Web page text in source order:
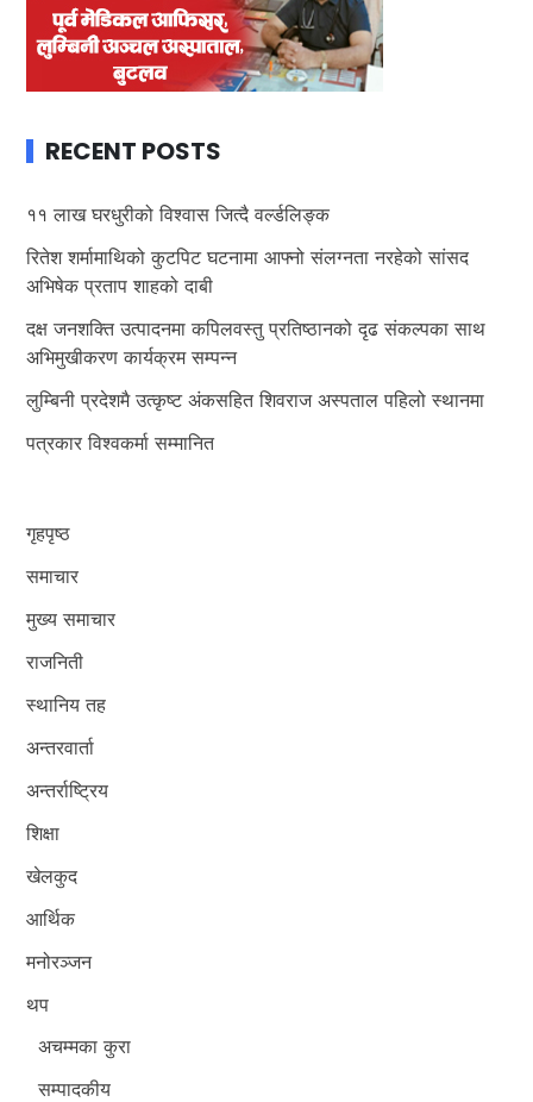
RECENT POSTS
११ लाख घरधुरीको विश्वास जित्दै वर्ल्डलिङ्क
रितेश शर्मामाथिको कुटपिट घटनामा आफ्नो संलग्नता नरहेको सांसद
अभिषेक प्रताप शाहको दाबी
दक्ष जनशक्ति उत्पादनमा कपिलवस्तु प्रतिष्ठानको दृढ संकल्पका साथ
अभिमुखीकरण कार्यक्रम सम्पन्न
लुम्बिनी प्रदेशमै उत्कृष्ट अंकसहित शिवराज अस्पताल पहिलो स्थानमा
पत्रकार विश्वकर्मा सम्मानित
गृहपृष्ठ
समाचार
मुख्य समाचार
राजनिती
स्थानिय तह
अन्तरवार्ता
अन्तर्राष्ट्रिय
शिक्षा
खेलकुद
आर्थिक
मनोरञ्जन
थप
अचम्मका कुरा
सम्पादकीय